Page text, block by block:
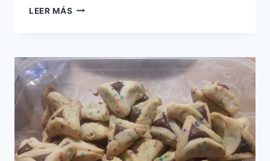
LEER MÁS OZNEI
SEMILLAS
DE
AMAPOLA
(MOHN)